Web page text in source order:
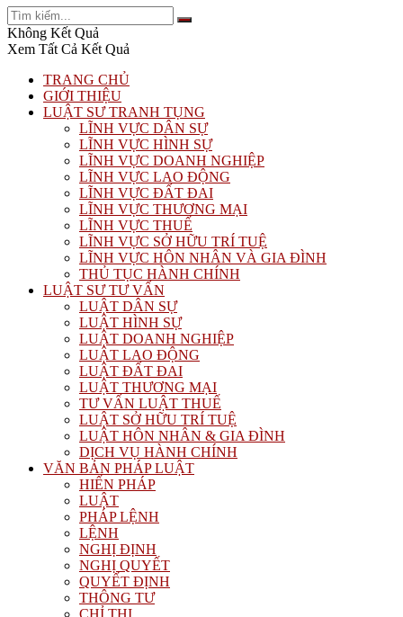
Không Kết Quả
Xem Tất Cả Kết Quả
TRANG CHỦ
GIỚI THIỆU
LUẬT SƯ TRANH TỤNG
LĨNH VỰC DÂN SỰ
LĨNH VỰC HÌNH SỰ
LĨNH VỰC DOANH NGHIỆP
LĨNH VỰC LAO ĐỘNG
LĨNH VỰC ĐẤT ĐAI
LĨNH VỰC THƯƠNG MẠI
LĨNH VỰC THUẾ
LĨNH VỰC SỞ HỮU TRÍ TUỆ
LĨNH VỰC HÔN NHÂN VÀ GIA ĐÌNH
THỦ TỤC HÀNH CHÍNH
LUẬT SƯ TƯ VẤN
LUẬT DÂN SỰ
LUẬT HÌNH SỰ
LUẬT DOANH NGHIỆP
LUẬT LAO ĐỘNG
LUẬT ĐẤT ĐAI
LUẬT THƯƠNG MẠI
TƯ VẤN LUẬT THUẾ
LUẬT SỞ HỮU TRÍ TUỆ
LUẬT HÔN NHÂN & GIA ĐÌNH
DỊCH VỤ HÀNH CHÍNH
VĂN BẢN PHÁP LUẬT
HIẾN PHÁP
LUẬT
PHÁP LỆNH
LỆNH
NGHỊ ĐỊNH
NGHỊ QUYẾT
QUYẾT ĐỊNH
THÔNG TƯ